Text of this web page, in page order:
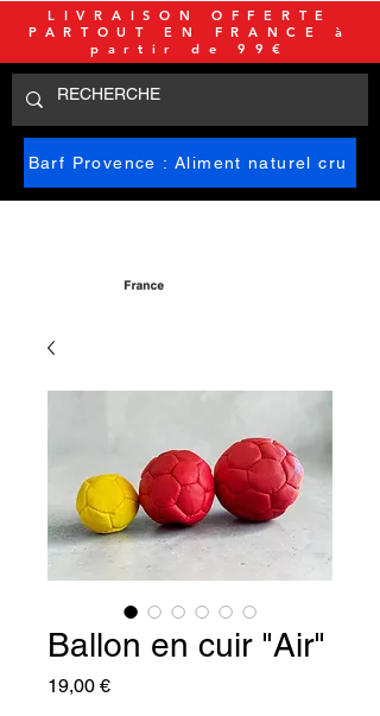
Barf Provence : Aliment naturel cru
LIVRAISON OFFERTE
PARTOUT EN FRANCE à
partir de 99€
Ballon en cuir "Air"
19,00 €Preis